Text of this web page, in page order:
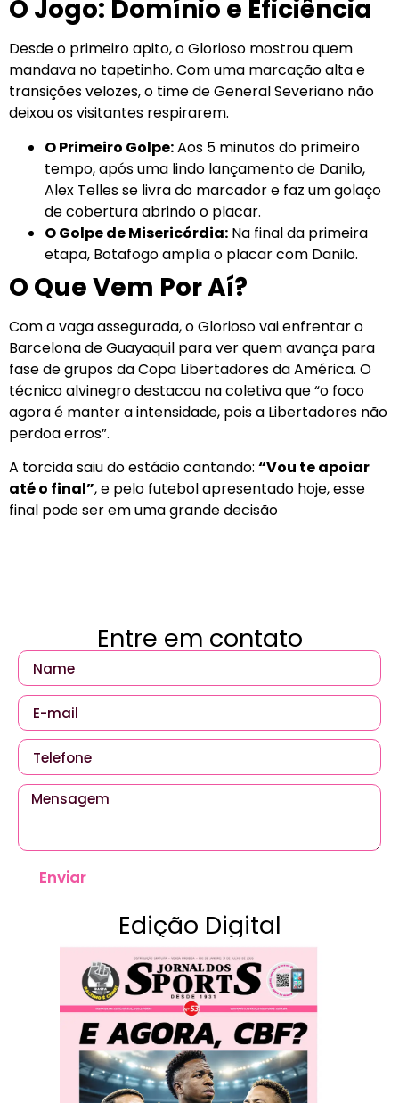
O Jogo: Domínio e Eficiência
Desde o primeiro apito, o Glorioso mostrou quem
mandava no tapetinho. Com uma marcação alta e
transições velozes, o time de General Severiano não
deixou os visitantes respirarem.
O Primeiro Golpe:Aos 5 minutos do primeiro
tempo, após uma lindo lançamento de Danilo,
Alex Telles se livra do marcador e faz um golaço
de cobertura abrindo o placar.
O Golpe de Misericórdia: Na final da primeira
etapa, Botafogo amplia o placar com Danilo.
O Que Vem Por Aí?
Com a vaga assegurada, o Glorioso vai enfrentar o
Barcelona de Guayaquil para ver quem avança para
fase de grupos da Copa Libertadores da América. O
técnico alvinegro destacou na coletiva que “o foco
agora é manter a intensidade, pois a Libertadores não
perdoa erros”.
A torcida saiu do estádio cantando: “Vou te apoiar
até o final”, e pelo futebol apresentado hoje, esse
final pode ser em uma grande decisão
Entre em contato
Enviar
Edição Digital